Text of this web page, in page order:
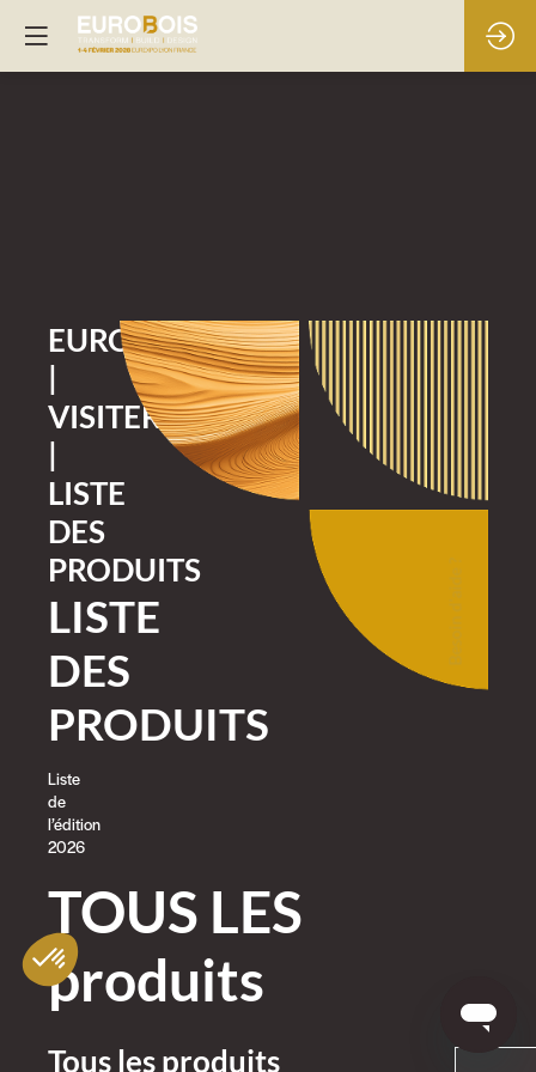
EUROBOIS
|
VISITER
|
LISTE
DES
PRODUITS
LISTE
DES
PRODUITS
Liste
de
l’édition
2026
TOUS LES
produits
Tous les produits